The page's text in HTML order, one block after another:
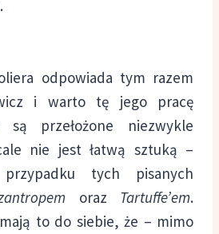
.
odpowiada tym razem
i warto tę jego pracę
są przełożone niezwykle
nie jest łatwą sztuką –
tych pisanych
oraz Tartuffe’em.
to do siebie, że – mimo